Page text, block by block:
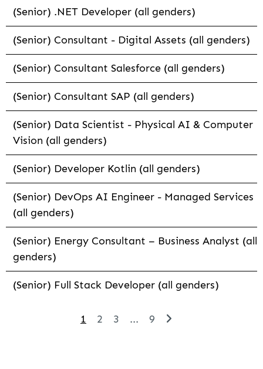
(Senior) .NET Developer (all genders)
(Senior) Consultant - Digital Assets (all genders)
(Senior) Consultant Salesforce (all genders)
(Senior) Consultant SAP (all genders)
(Senior) Data Scientist - Physical AI & Computer
Vision (all genders)
(Senior) Developer Kotlin (all genders)
(Senior) DevOps AI Engineer - Managed Services
(all genders)
(Senior) Energy Consultant – Business Analyst (all
genders)
(Senior) Full Stack Developer (all genders)
1 2 3 ... 9